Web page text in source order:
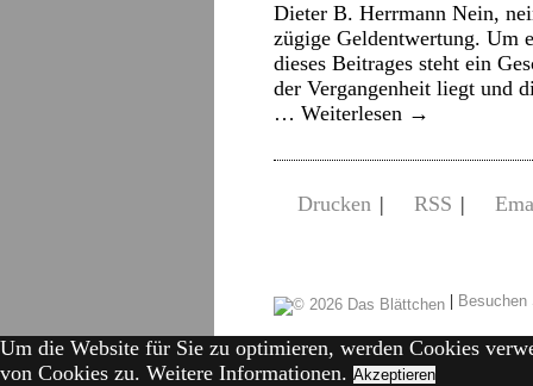
Dieter B. Herrmann Nein,
zügige Geldentwertung. Um
dieses Beitrages steht ein
der Vergangenheit liegt und
… Weiterlesen →
Drucken | RSS |
|
Um die Website für Sie zu optimieren, werden Cookies
von Cookies zu. Weitere Informationen. Akzeptieren